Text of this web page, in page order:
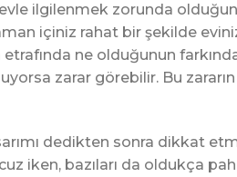
ilgilenmek zorunda
içiniz rahat bir şekilde
etrafında ne olduğunun
zarar görebilir. Bu
dedikten sonra dikkat
iken, bazıları da oldukça